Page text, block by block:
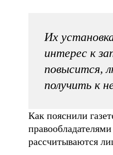
Их
интерес к
повысится,
получить к
Как пояснили
рассчитываются